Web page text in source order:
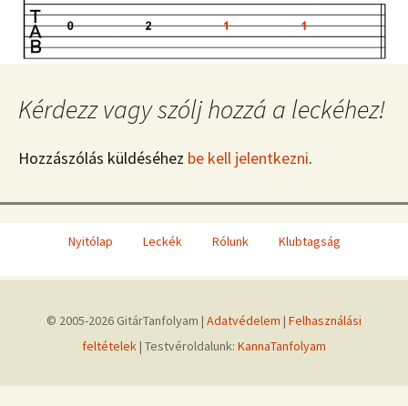
Kérdezz vagy szólj hozzá a leckéhez!
Hozzászólás küldéséhez be kell jelentkezni.
Nyitólap Leckék Rólunk Klubtagság
© 2005-2026 GitárTanfolyam | Adatvédelem | Felhasználási
feltételek| Testvéroldalunk: KannaTanfolyam